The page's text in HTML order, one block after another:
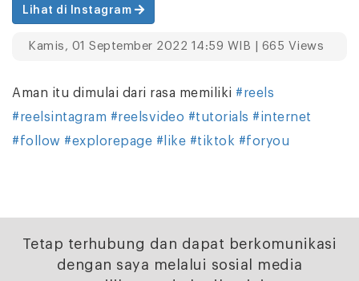
Lihat di Instagram
Kamis, 01 September 2022 14:59 WIB | 665 Views
Aman itu dimulai dari rasa memiliki #reels
#reelsintagram #reelsvideo #tutorials #internet
#follow #explorepage #like #tiktok #foryou
Tetap terhubung dan dapat berkomunikasi
dengan saya melalui sosial media